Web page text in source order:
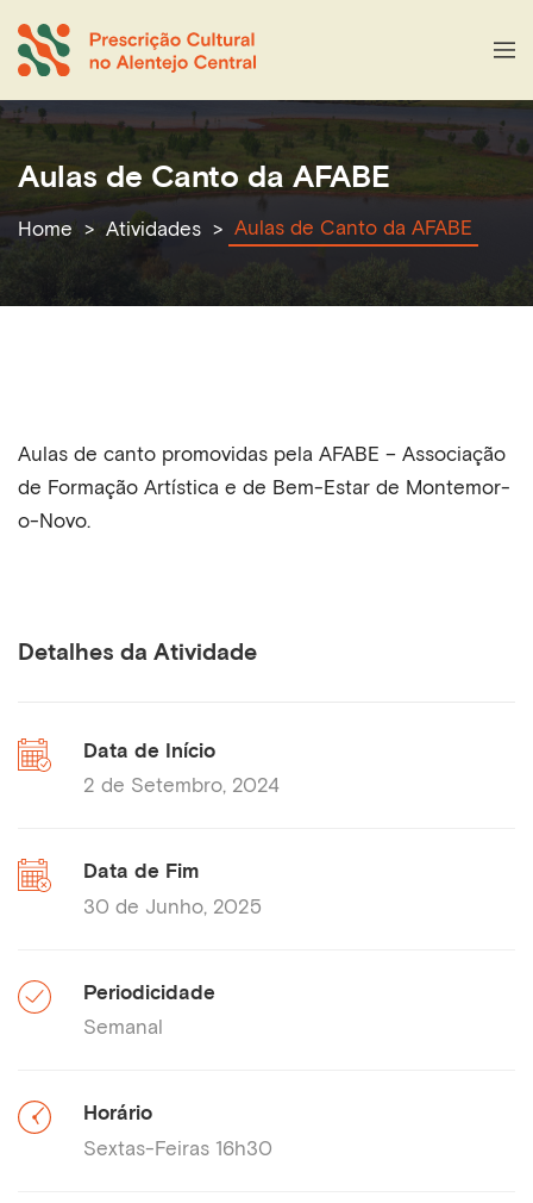
Aulas de Canto da AFABE
Home Atividades Aulas de Canto da AFABE
Aulas de canto promovidas pela AFABE – Associação
de Formação Artística e de Bem-Estar de Montemor-
o-Novo.
Detalhes da Atividade
Data de Início
2 de Setembro, 2024
Data de Fim
30 de Junho, 2025
Periodicidade
Semanal
Horário
Sextas-Feiras 16h30